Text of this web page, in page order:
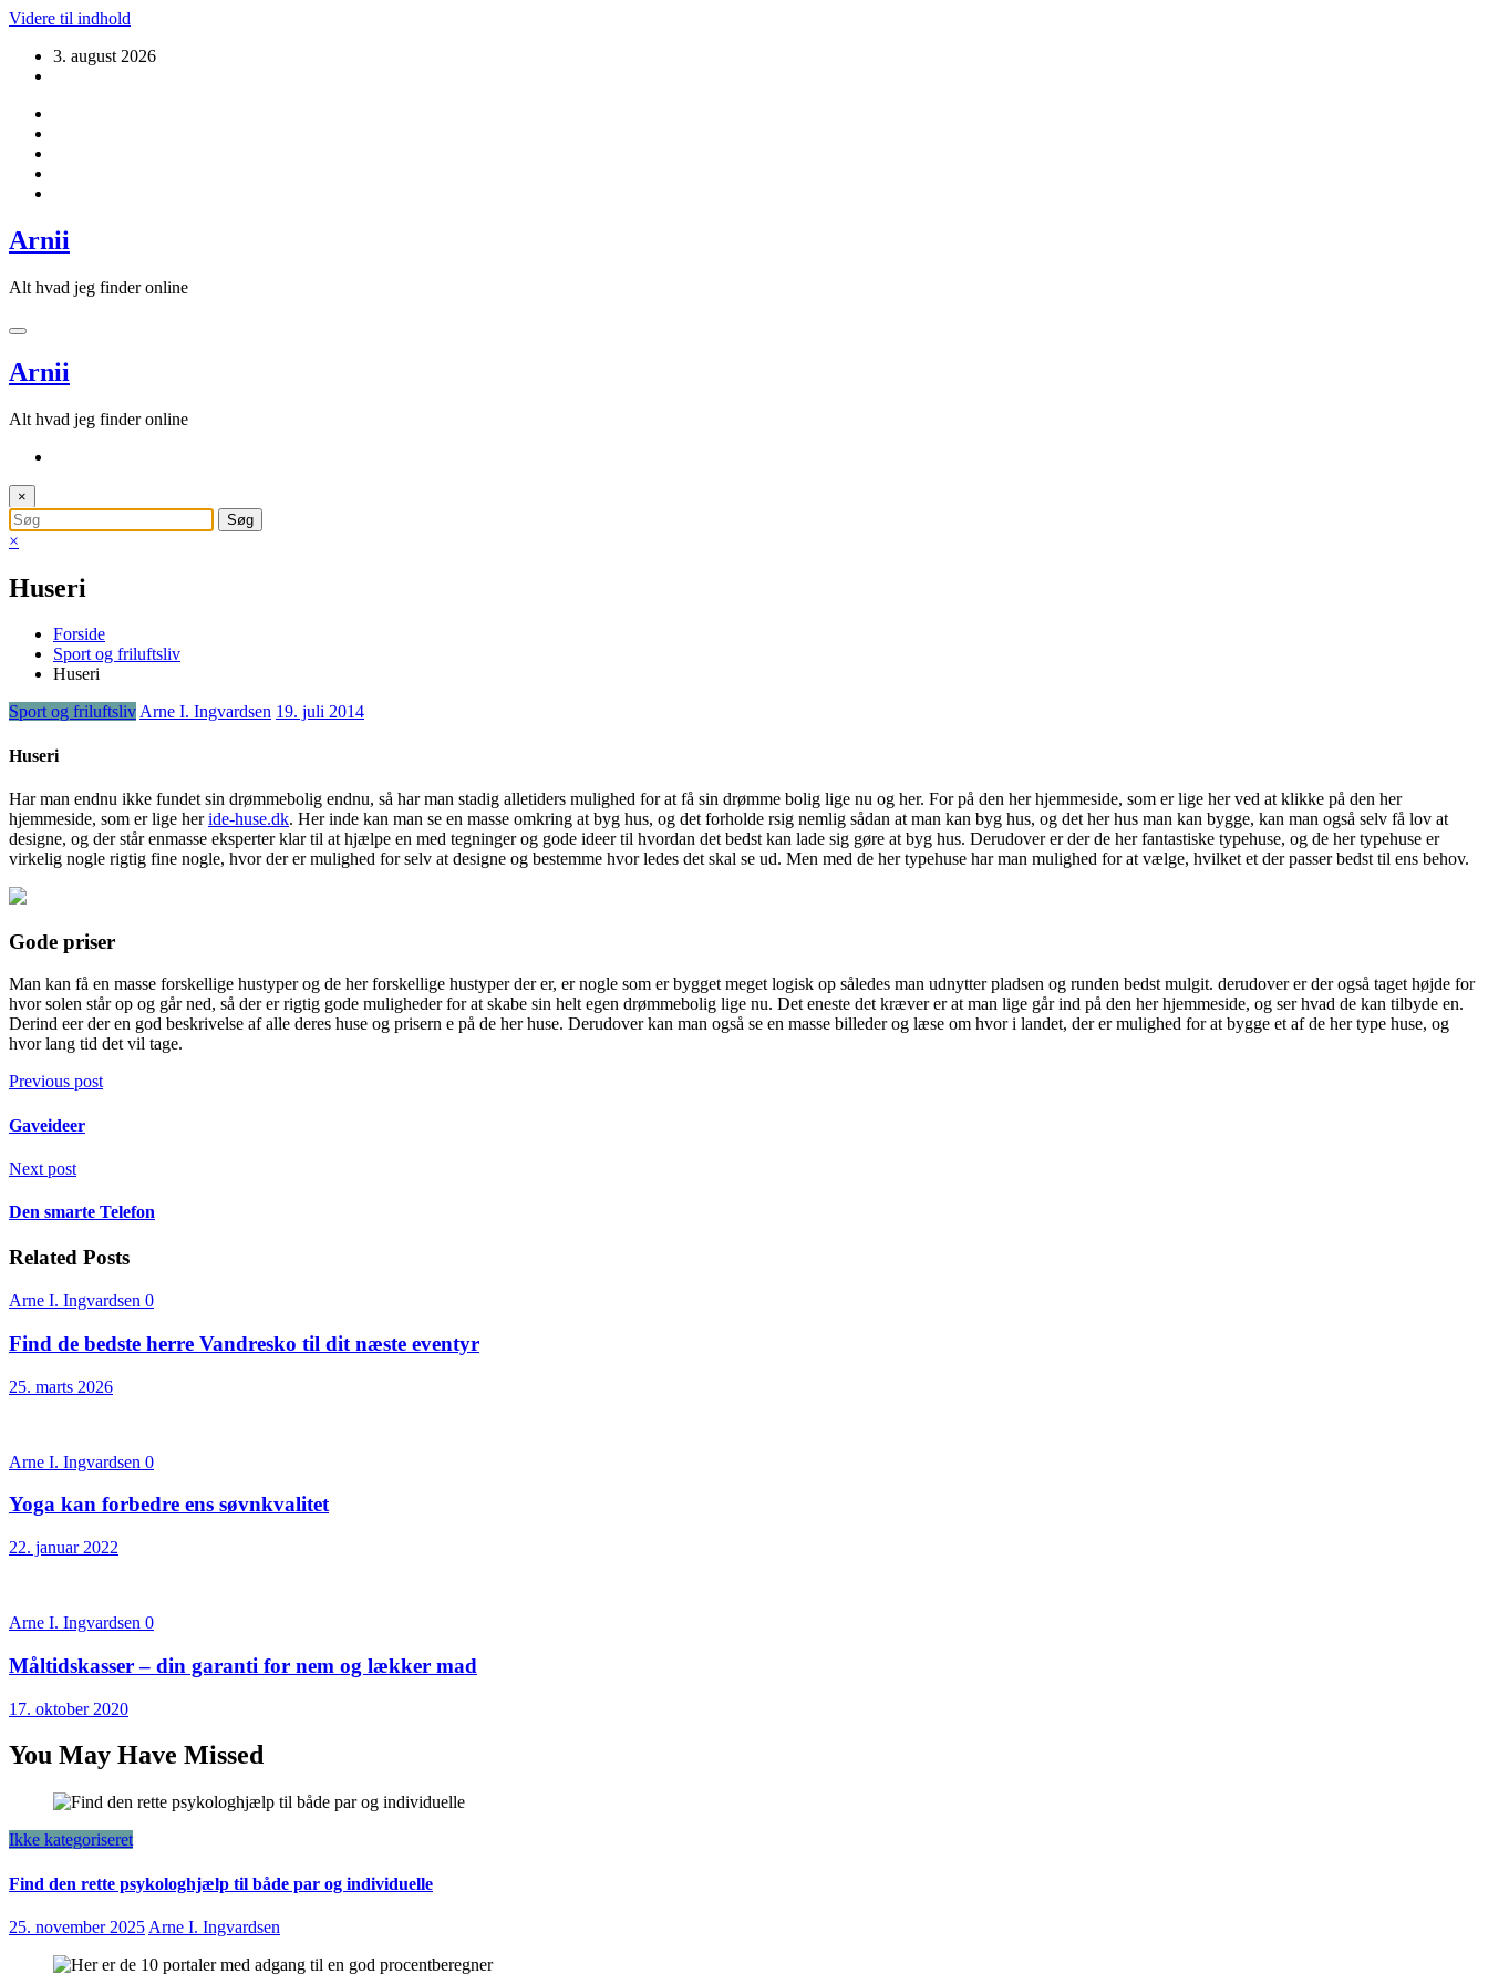
Videre til indhold
3. august 2026
Arnii
Alt hvad jeg finder online
Arnii
Alt hvad jeg finder online
×
×
Huseri
Forside
Sport og friluftsliv
Huseri
Sport og friluftslivArne I. Ingvardsen 19. juli 2014
Huseri
Har man endnu ikke fundet sin drømmebolig endnu, så har man stadig alletiders mulighed for at få sin drømme bolig lige nu og her. For på den her hjemmeside, som er lige her ved at klikke på den her
hjemmeside, som er lige heride-huse.dk. Her inde kan man se en masse omkring at byg hus, og det forholde rsig nemlig sådan at man kan byg hus, og det her hus man kan bygge, kan man også selv få lov at
designe, og der står enmasse eksperter klar til at hjælpe en med tegninger og gode ideer til hvordan det bedst kan lade sig gøre at byg hus. Derudover er der de her fantastiske typehuse, og de her typehuse er
virkelig nogle rigtig fine nogle, hvor der er mulighed for selv at designe og bestemme hvor ledes det skal se ud. Men med de her typehuse har man mulighed for at vælge, hvilket et der passer bedst til ens behov.
Gode priser
Man kan få en masse forskellige hustyper og de her forskellige hustyper der er, er nogle som er bygget meget logisk op således man udnytter pladsen og runden bedst mulgit. derudover er der også taget højde for
hvor solen står op og går ned, så der er rigtig gode muligheder for at skabe sin helt egen drømmebolig lige nu. Det eneste det kræver er at man lige går ind på den her hjemmeside, og ser hvad de kan tilbyde en.
Derind eer der en god beskrivelse af alle deres huse og prisern e på de her huse. Derudover kan man også se en masse billeder og læse om hvor i landet, der er mulighed for at bygge et af de her type huse, og
hvor lang tid det vil tage.
Previous post
Gaveideer
Next post
Den smarte Telefon
Related Posts
Arne I. Ingvardsen 0
Find de bedste herre Vandresko til dit næste eventyr
25. marts 2026
Arne I. Ingvardsen 0
Yoga kan forbedre ens søvnkvalitet
22. januar 2022
Arne I. Ingvardsen 0
Måltidskasser – din garanti for nem og lækker mad
17. oktober 2020
You May Have Missed
Ikke kategoriseret
Find den rette psykologhjælp til både par og individuelle
25. november 2025 Arne I. Ingvardsen